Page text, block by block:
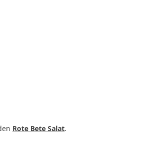
Rote Bete Salat.